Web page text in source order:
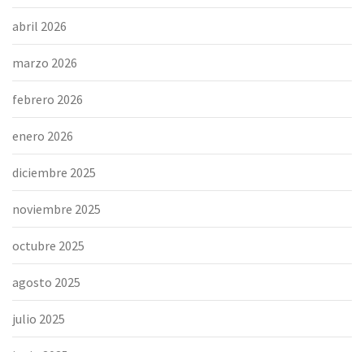
abril 2026
marzo 2026
febrero 2026
enero 2026
diciembre 2025
noviembre 2025
octubre 2025
agosto 2025
julio 2025